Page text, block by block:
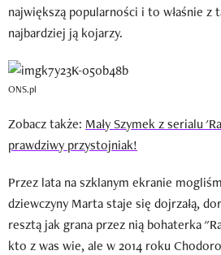
największą popularności i to właśnie z
najbardziej ją kojarzy.
ONS.pl
Zobacz także: Mały Szymek z serialu
prawdziwy przystojniak!
Przez lata na szklanym ekranie
dziewczyny Marta staje się dojrzałą,
resztą jak grana przez nią bohaterka
kto z was wie, ale w 2014 roku